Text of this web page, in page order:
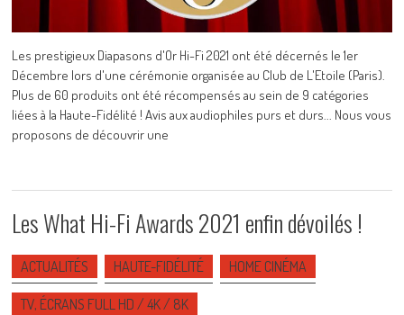
Les prestigieux Diapasons d'Or Hi-Fi 2021 ont été décernés le 1er
Décembre lors d'une cérémonie organisée au Club de L'Etoile (Paris).
Plus de 60 produits ont été récompensés au sein de 9 catégories
liées à la Haute-Fidélité ! Avis aux audiophiles purs et durs... Nous vous
proposons de découvrir une
Les What Hi-Fi Awards 2021 enfin dévoilés !
ACTUALITÉS HAUTE-FIDÉLITÉ HOME CINÉMA
TV, ÉCRANS FULL HD / 4K / 8K